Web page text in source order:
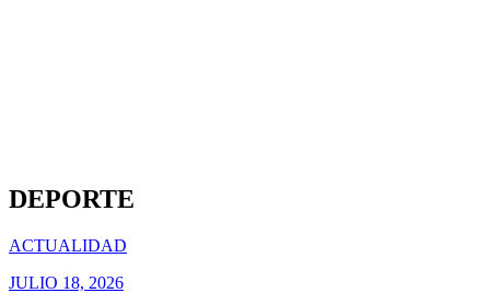
DEPORTE
ACTUALIDAD
JULIO 18, 2026